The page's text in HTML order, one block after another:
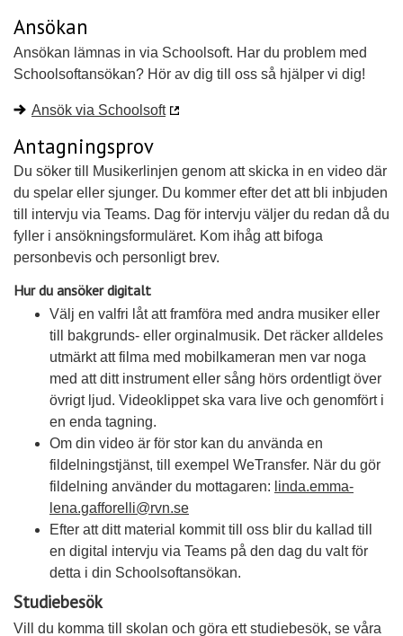
Ansökan
Ansökan lämnas in via Schoolsoft. Har du problem med
Schoolsoftansökan? Hör av dig till oss så hjälper vi dig!
Ansök via Schoolsoft
Antagningsprov
Du söker till Musikerlinjen genom att skicka in en video där
du spelar eller sjunger. Du kommer efter det att bli inbjuden
till intervju via Teams. Dag för intervju väljer du redan då du
fyller i ansökningsformuläret. Kom ihåg att bifoga
personbevis och personligt brev.
Hur du ansöker digitalt
Välj en valfri låt att framföra med andra musiker eller
till bakgrunds- eller orginalmusik. Det räcker alldeles
utmärkt att filma med mobilkameran men var noga
med att ditt instrument eller sång hörs ordentligt över
övrigt ljud. Videoklippet ska vara live och genomfört i
en enda tagning.
Om din video är för stor kan du använda en
fildelningstjänst, till exempel WeTransfer. När du gör
fildelning använder du mottagaren: linda.emma-
lena.gafforelli@rvn.se
Efter att ditt material kommit till oss blir du kallad till
en digital intervju via Teams på den dag du valt för
detta i din Schoolsoftansökan.
Studiebesök
Vill du komma till skolan och göra ett studiebesök, se våra